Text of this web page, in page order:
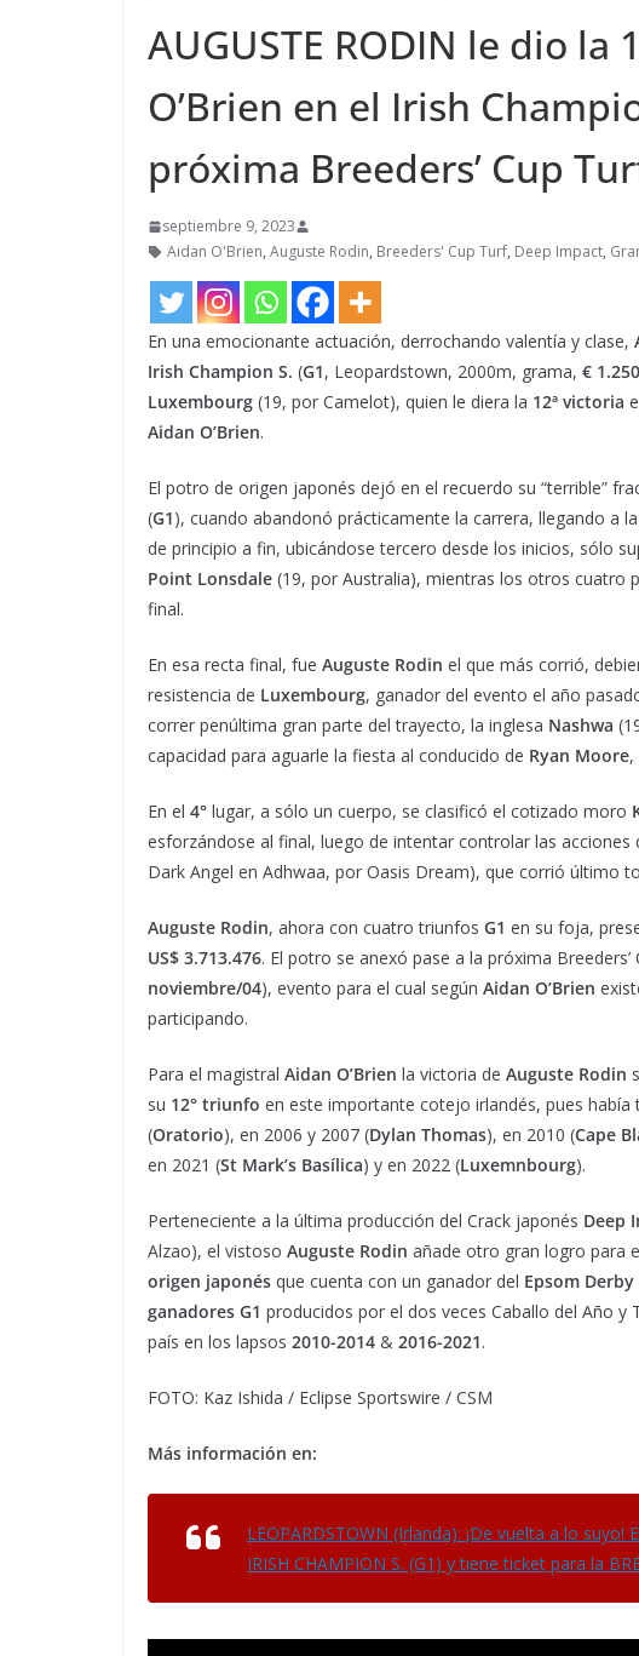
AUGUSTE RODIN le dio la
O’Brien en el Irish
próxima Breeders’ Cup
septiembre 9, 2023
Aidan O'Brien, Auguste Rodin, Breeders' Cup Turf, Deep Impact,
En una emocionante actuación, derrochando valentía y clase,
Irish Champion S. (G1, Leopardstown, 2000m, grama, €
Luxembourg (19, por Camelot), quien le diera la 12ª victoria
Aidan O’Brien.
El potro de origen japonés dejó en el recuerdo su “terrible”
(G1), cuando abandonó prácticamente la carrera, llegando a
de principio a fin, ubicándose tercero desde los inicios, sólo
Point Lonsdale (19, por Australia), mientras los otros cuatro
final.
En esa recta final, fue Auguste Rodin el que más corrió,
resistencia de Luxembourg, ganador del evento el año
correr penúltima gran parte del trayecto, la inglesa Nashwa
capacidad para aguarle la fiesta al conducido de Ryan Moore,
En el 4° lugar, a sólo un cuerpo, se clasificó el cotizado moro
esforzándose al final, luego de intentar controlar las acciones
Dark Angel en Adhwaa, por Oasis Dream), que corrió último
Auguste Rodin, ahora con cuatro triunfos G1 en su foja,
US$ 3.713.476. El potro se anexó pase a la próxima Breeders’
noviembre/04), evento para el cual según Aidan O’Brien
participando.
Para el magistral Aidan O’Brien la victoria de Auguste Rodin
su 12° triunfo en este importante cotejo irlandés, pues había
(Oratorio), en 2006 y 2007 (Dylan Thomas), en 2010 (Cape
en 2021 (St Mark’s Basílica) y en 2022 (Luxemnbourg).
Perteneciente a la última producción del Crack japonés Deep
Alzao), el vistoso Auguste Rodin añade otro gran logro para
origen japonés que cuenta con un ganador del Epsom Derby
ganadores G1 producidos por el dos veces Caballo del Año y
país en los lapsos 2010-2014 & 2016-2021.
FOTO: Kaz Ishida / Eclipse Sportswire / CSM
Más información en:
LEOPARDSTOWN (Irlanda): ¡De vuelta a lo
IRISH CHAMPION S. (G1) y tiene ticket para la